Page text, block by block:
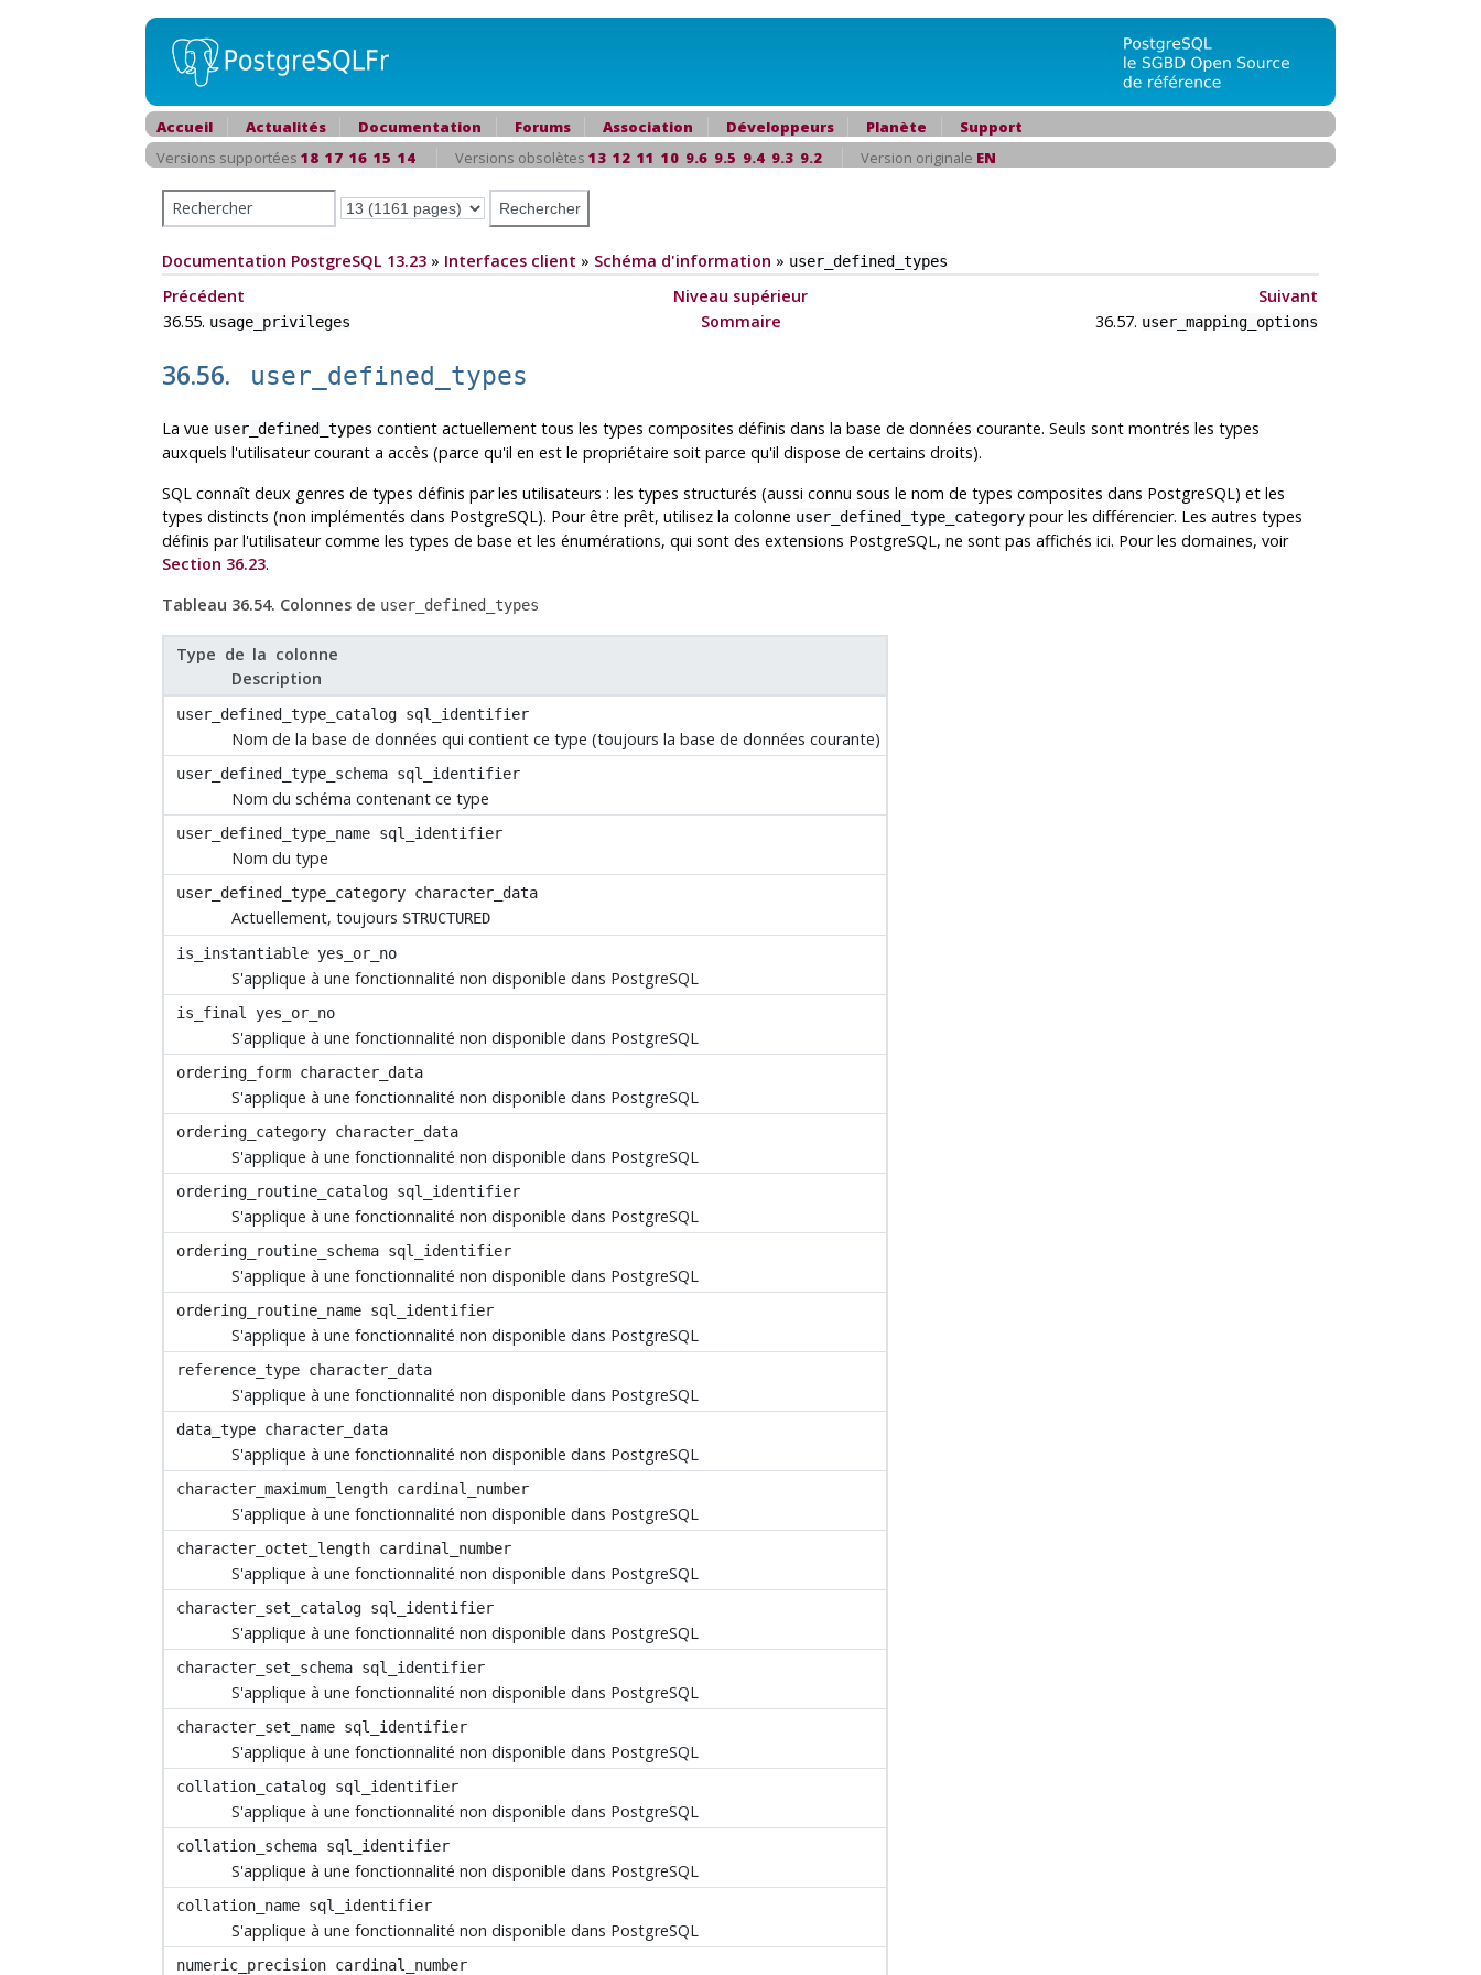
Accueil Actualités Documentation Forums Association Développeurs Planète
Support
Versions supportées 18 17 16 15 14 Versions obsolètes 13 12 11 10 9.6 9.5 9.4 9.3 9.2 Version originale EN
Documentation PostgreSQL 13.23 » Interfaces client » Schéma d'information » user_defined_types
Précédent Niveau supérieur
Suivant
36.55. usage_privileges Sommaire 36.57. user_mapping_options
36.56. user_defined_types
La vue user_defined_types contient actuellement tous les types composites définis dans la base de données courante. Seuls sont montrés les types
auxquels l'utilisateur courant a accès (parce qu'il en est le propriétaire soit parce qu'il dispose de certains droits).
SQL connaît deux genres de types définis par les utilisateurs : les types structurés (aussi connu sous le nom de types composites dans PostgreSQL) et les
types distincts (non implémentés dans PostgreSQL). Pour être prêt, utilisez la colonne user_defined_type_category pour les différencier. Les autres types
définis par l'utilisateur comme les types de base et les énumérations, qui sont des extensions PostgreSQL, ne sont pas affichés ici. Pour les domaines, voir
Section 36.23.
Tableau 36.54. Colonnes de user_defined_types
Type de la colonne
Description
user_defined_type_catalog sql_identifier
Nom de la base de données qui contient ce type (toujours la base de données courante)
user_defined_type_schema sql_identifier
Nom du schéma contenant ce type
user_defined_type_name sql_identifier
Nom du type
user_defined_type_category character_data
Actuellement, toujours STRUCTURED
is_instantiable yes_or_no
S'applique à une fonctionnalité non disponible dans PostgreSQL
is_final yes_or_no
S'applique à une fonctionnalité non disponible dans PostgreSQL
ordering_form character_data
S'applique à une fonctionnalité non disponible dans PostgreSQL
ordering_category character_data
S'applique à une fonctionnalité non disponible dans PostgreSQL
ordering_routine_catalog sql_identifier
S'applique à une fonctionnalité non disponible dans PostgreSQL
ordering_routine_schema sql_identifier
S'applique à une fonctionnalité non disponible dans PostgreSQL
ordering_routine_name sql_identifier
S'applique à une fonctionnalité non disponible dans PostgreSQL
reference_type character_data
S'applique à une fonctionnalité non disponible dans PostgreSQL
data_type character_data
S'applique à une fonctionnalité non disponible dans PostgreSQL
character_maximum_length cardinal_number
S'applique à une fonctionnalité non disponible dans PostgreSQL
character_octet_length cardinal_number
S'applique à une fonctionnalité non disponible dans PostgreSQL
character_set_catalog sql_identifier
S'applique à une fonctionnalité non disponible dans PostgreSQL
character_set_schema sql_identifier
S'applique à une fonctionnalité non disponible dans PostgreSQL
character_set_name sql_identifier
S'applique à une fonctionnalité non disponible dans PostgreSQL
collation_catalog sql_identifier
S'applique à une fonctionnalité non disponible dans PostgreSQL
collation_schema sql_identifier
S'applique à une fonctionnalité non disponible dans PostgreSQL
collation_name sql_identifier
S'applique à une fonctionnalité non disponible dans PostgreSQL
numeric_precision cardinal_number